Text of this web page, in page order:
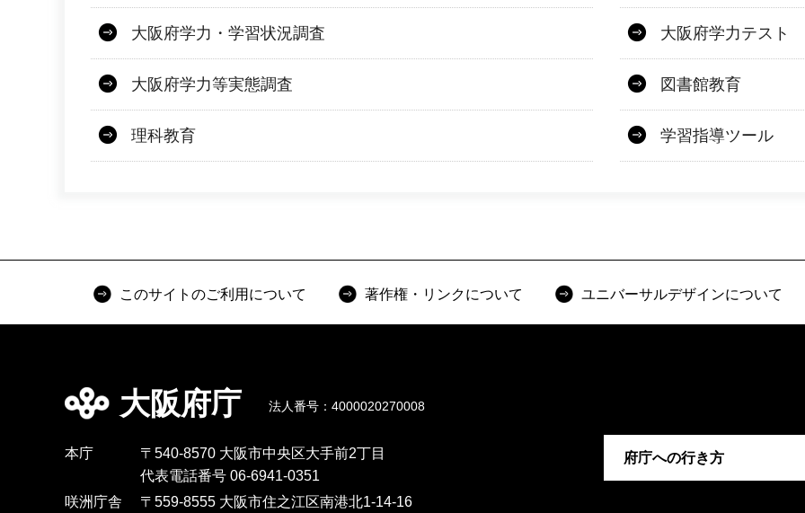
大阪府学力・学習状況調査 大阪府学力テスト
大阪府学力等実態調査 図書館教育
理科教育 学習指導ツール
このサイトのご利用について 著作権・リンクについて ユニバーサルデザインについて
大阪府庁 法人番号：4000020270008
本庁
〒540-8570 大阪市中央区大手前2丁目
代表電話番号 06-6941-0351
咲洲庁舎
〒559-8555 大阪市住之江区南港北1-14-16
府庁への行き方